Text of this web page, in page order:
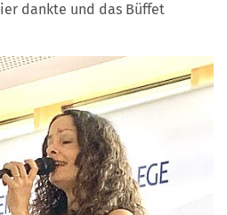
dankte und das Büffet